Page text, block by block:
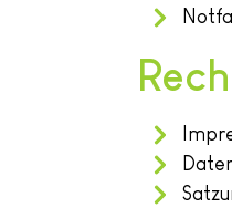
Notfall